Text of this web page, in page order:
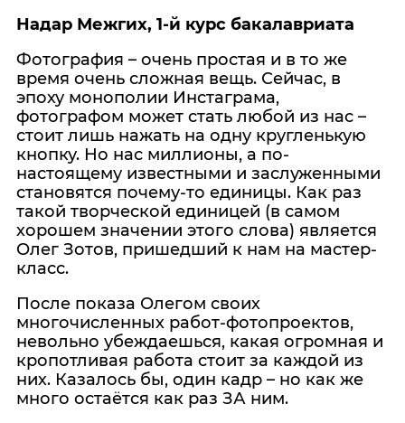
Надар Межгих, 1-й курс бакалавриата
Фотография – очень простая и в то же
время очень сложная вещь. Сейчас, в
эпоху монополии Инстаграма,
фотографом может стать любой из нас –
стоит лишь нажать на одну кругленькую
кнопку. Но нас миллионы, а по-
настоящему известными и заслуженными
становятся почему-то единицы. Как раз
такой творческой единицей (в самом
хорошем значении этого слова) является
Олег Зотов, пришедший к нам на мастер-
класс.
После показа Олегом своих
многочисленных работ-фотопроектов,
невольно убеждаешься, какая огромная и
кропотливая работа стоит за каждой из
них. Казалось бы, один кадр – но как же
много остаётся как раз ЗА ним.